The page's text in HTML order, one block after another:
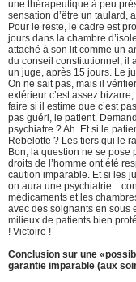
une thérapeutique à peu
sensation d’être un taulard,
Pour le reste, le cadre est
jours dans la chambre
attaché à son lit comme un
du conseil constitutionnel, il
un juge, après 15 jours. Le
On ne sait pas, mais il
extérieur c’est assez
faire si il estime que c’est
pas guéri, le patient.
psychiatre ? Ah. Et si le
Rebelotte ? Les tiers qui le
Bon, la question ne se pose
droits de l’homme ont été
caution imparable. Et si les
on aura une
médicaments et les
avec des soignants en sous
milieux de patients bien
! Victoire !
Conclusion sur une
garantie imparable (aux